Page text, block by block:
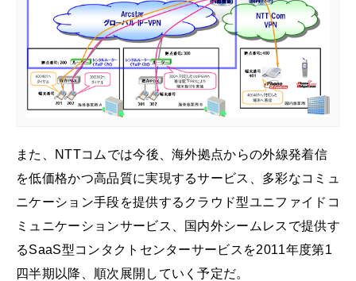
また、NTTコムでは今後、海外拠点からの外線発着信
を低価格かつ高品質に実現するサービス、多彩なコミュ
ニケーション手段を提供するクラウド型ユニファイドコ
ミュニケーションサービス、国内外シームレスで提供す
るSaaS型コンタクトセンターサービスを2011年度第1
四半期以降、順次展開していく予定だ。